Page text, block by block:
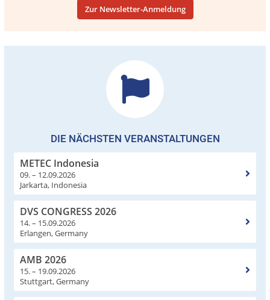
Zur Newsletter-Anmeldung
DIE NÄCHSTEN VERANSTALTUNGEN
METEC Indonesia
09. – 12.09.2026
Jarkarta, Indonesia
DVS CONGRESS 2026
14. – 15.09.2026
Erlangen, Germany
AMB 2026
15. – 19.09.2026
Stuttgart, Germany